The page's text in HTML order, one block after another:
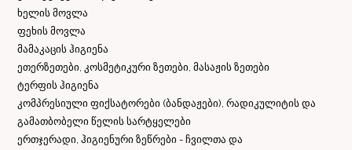
ხელის მოვლა
ფეხის მოვლა
მამაკაცის ჰიგიენა
ეთერზეთები, კოსმეტიკური ზეთები, მასაჟის ზეთები
ტერფის ჰიგიენა
კომპრესიული ფიქსატორები (ბანდაჟები), რადიკულიტის და
გამათბობელი წელის სარტყელები
ერთჯერადი, ჰიგიენური ზეწრები - ჩვილთა და